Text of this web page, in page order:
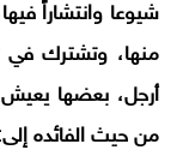
شيوعا وانتشاراً
منها، وتشترك
أرجل، بعضها يعيش
من حيث الفائده